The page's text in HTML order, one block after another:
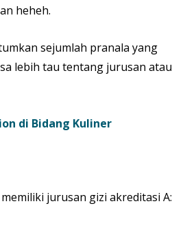
heheh.
sejumlah pranala yang
lebih tau tentang jurusan atau
di Bidang Kuliner
jurusan gizi akreditasi A: